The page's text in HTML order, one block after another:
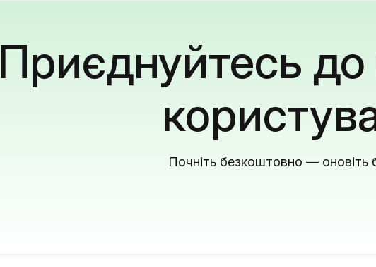
Приєднуйтесь до
Почніть безкоштовно — оновіть